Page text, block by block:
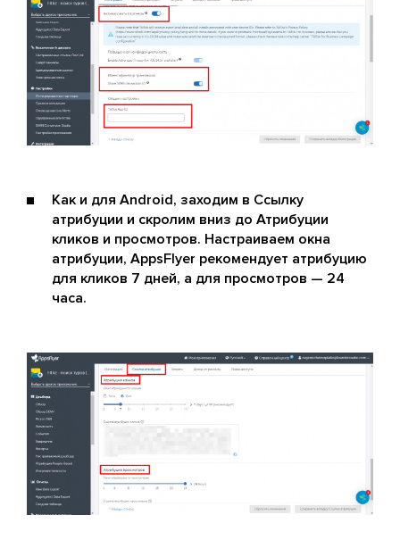
Как и для Android, заходим в Ссылку
атрибуции и скролим вниз до Атрибуции
кликов и просмотров. Настраиваем окна
атрибуции, AppsFlyer рекомендует атрибуцию
для кликов 7 дней, а для просмотров — 24
часа.